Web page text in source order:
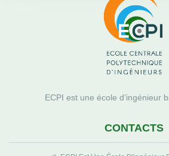
ECPI est une école d’ingénieur
CONTACTS